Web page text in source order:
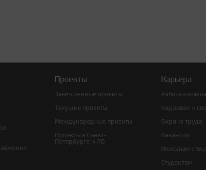
Проекты
Завершенные проекты
Текущие проекты
Международные проекты
Проекты в Санкт-
Петербурге и ЛО
Карьера
Работа в
Кадровая и
Охрана труда
Вакансии
Молодым
Студентам